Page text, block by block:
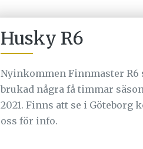
Husky R6
Nyinkommen Finnmaster R6
brukad några få timmar
2021. Finns att se i Göteborg
oss för info.